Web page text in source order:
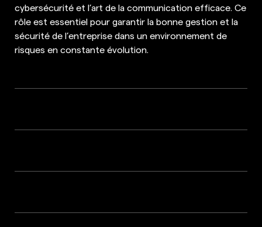
cybersécurité et l’art de la communication efficace. Ce
rôle est essentiel pour garantir la bonne gestion et la
sécurité de l’entreprise dans un environnement de
risques en constante évolution.